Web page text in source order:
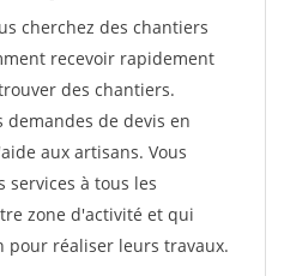
cherchez des chantiers
recevoir rapidement
des chantiers.
demandes de devis en
aux artisans. Vous
services à tous les
zone d'activité et qui
réaliser leurs travaux.